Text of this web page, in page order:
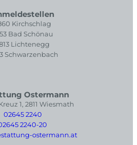
Kirchschlag
Bad Schönau
Lichtenegg
Schwarzenbach
Ostermann
1, 2811 Wiesmath
02645 2240
2240-20
ostermann.at